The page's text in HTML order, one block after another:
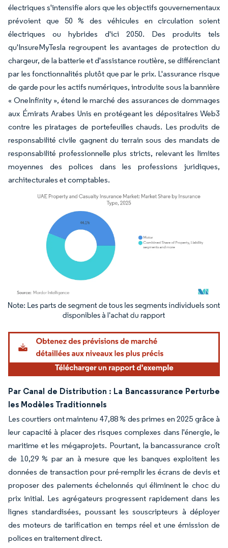
électriques s'intensifie alors que les objectifs gouvernementaux
prévoient que 50 % des véhicules en circulation soient
électriques ou hybrides d'ici 2050. Des produits tels
qu'InsureMyTesla regroupent les avantages de protection du
chargeur, de la batterie et d'assistance routière, se différenciant
par les fonctionnalités plutôt que par le prix. L'assurance risque
de garde pour les actifs numériques, introduite sous la bannière
« OneInfinity », étend le marché des assurances de dommages
aux Émirats Arabes Unis en protégeant les dépositaires Web3
contre les piratages de portefeuilles chauds. Les produits de
responsabilité civile gagnent du terrain sous des mandats de
responsabilité professionnelle plus stricts, relevant les limites
moyennes des polices dans les professions juridiques,
architecturales et comptables.
Image © Mordor Intelligence. La réutilisation nécessite une attribution sous CC BY
Par Canal de Distribution : La Bancassurance Perturbe
les Modèles Traditionnels
Les courtiers ont maintenu 47,88 % des primes en 2025 grâce à
leur capacité à placer des risques complexes dans l'énergie, le
maritime et les mégaprojets. Pourtant, la bancassurance croît
de 10,29 % par an à mesure que les banques exploitent les
données de transaction pour pré-remplir les écrans de devis et
proposer des paiements échelonnés qui éliminent le choc du
prix initial. Les agrégateurs progressent rapidement dans les
lignes standardisées, poussant les souscripteurs à déployer
des moteurs de tarification en temps réel et une émission de
polices en traitement direct.